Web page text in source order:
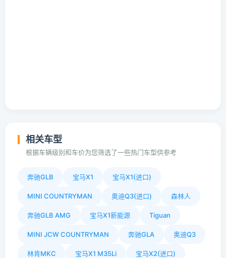
相关车型
根据车辆级别和车价为您筛选了一些热门车型供参考
奔驰GLB 宝马X1 宝马X1(进口)
MINI COUNTRYMAN 奥迪Q3(进口) 森林人
奔驰GLB AMG 宝马X1新能源 Tiguan
MINI JCW COUNTRYMAN 奔驰GLA 奥迪Q3
林肯MKC 宝马X1 M35Li 宝马X2(进口)